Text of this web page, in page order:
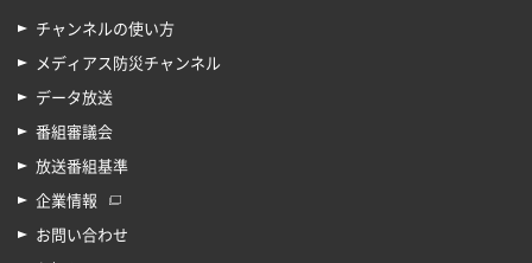
チャンネルの使い方
メディアス防災チャンネル
データ放送
番組審議会
放送番組基準
企業情報
お問い合わせ